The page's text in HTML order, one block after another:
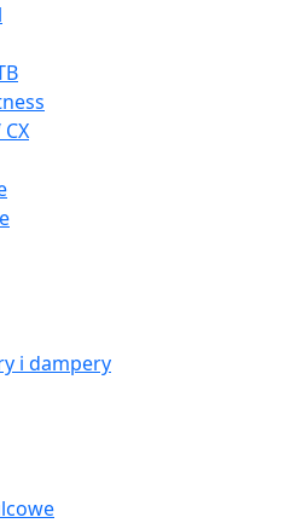
i dampery